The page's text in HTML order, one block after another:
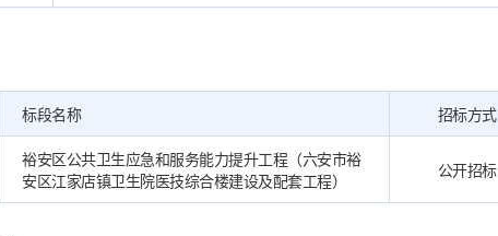
标段名称 招标方式
裕安区公共卫生应急和服务能力提升工程（六安市裕
安区江家店镇卫生院医技综合楼建设及配套工程）
公开招标